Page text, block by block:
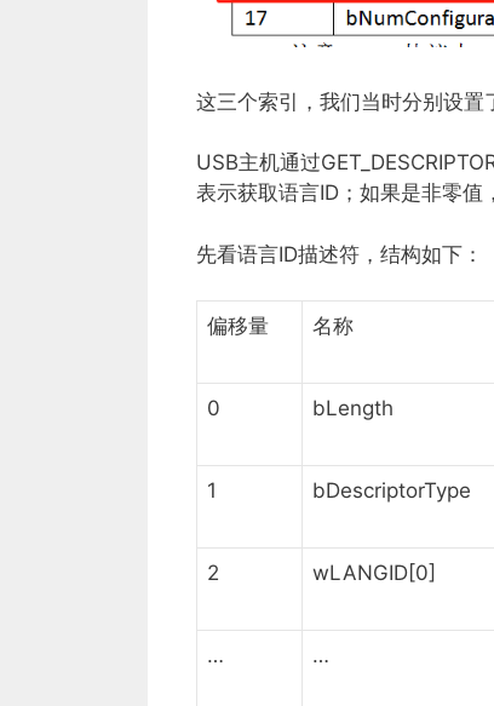
这三个索引，我们当时分别设置
USB主机通过
表示获取语言ID；如果是非零值
先看语言ID描述符，结构如下：
偏移量 名称
0 bLength
1 bDescriptorType
2 wLANGID[0]
… …